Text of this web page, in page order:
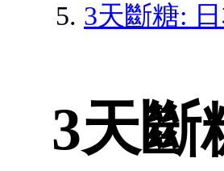
3天斷糖:
3天斷